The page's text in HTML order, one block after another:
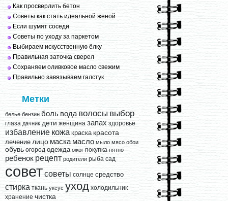
Как просверлить бетон
Советы как стать идеальной женой
Если шумят соседи
Советы по уходу за паркетом
Выбираем искусственную ёлку
Правильная заточка сверел
Сохраняем оливковое масло свежим
Правильно завязываем галстук
Метки
белье бензин боль вода волосы выбор
глаза дачник дети женщина запах здоровье
избавление кожа краска красота
лечение лицо маска масло мыло мясо обои
обувь огород одежда ожог покупка пятно
ребенок рецепт родители рыба сад
советсоветы солнце средство
стирка ткань уксус уход холодильник
хранение чистка